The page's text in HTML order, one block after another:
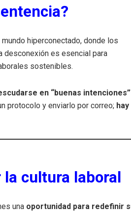
mundo hiperconectado, donde los
desconexión es esencial para
sostenibles.
en “buenas
protocolo y enviarlo por correo; hay
cultura laboral
una oportunidad para redefinir